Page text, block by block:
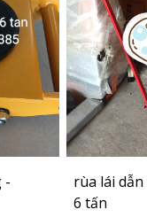
-
rùa lái
6 tấn